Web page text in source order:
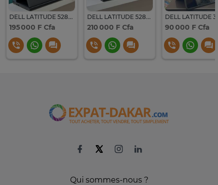
DELL LATITUDE 5289 X360
195 000 F Cfa
DELL LATITUDE 5289 X360 – PUISSANCE & FLEXIBILITÉ
210 000 F Cfa 90 000 F Cfa
Qui sommes-nous ?